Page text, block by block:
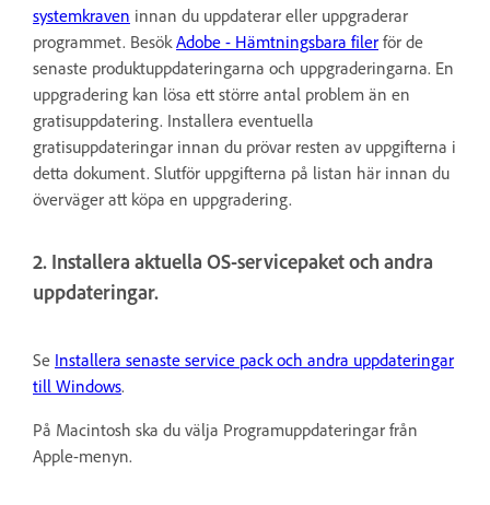
systemkraven innan du uppdaterar eller uppgraderar
programmet. BesökAdobe - Hämtningsbara filer för de
senaste produktuppdateringarna och uppgraderingarna. En
uppgradering kan lösa ett större antal problem än en
gratisuppdatering. Installera eventuella
gratisuppdateringar innan du prövar resten av uppgifterna i
detta dokument. Slutför uppgifterna på listan här innan du
överväger att köpa en uppgradering.
2. Installera aktuella OS-servicepaket och andra
uppdateringar.
Se Installera senaste service pack och andra uppdateringar
till Windows.
På Macintosh ska du välja Programuppdateringar från
Apple-menyn.